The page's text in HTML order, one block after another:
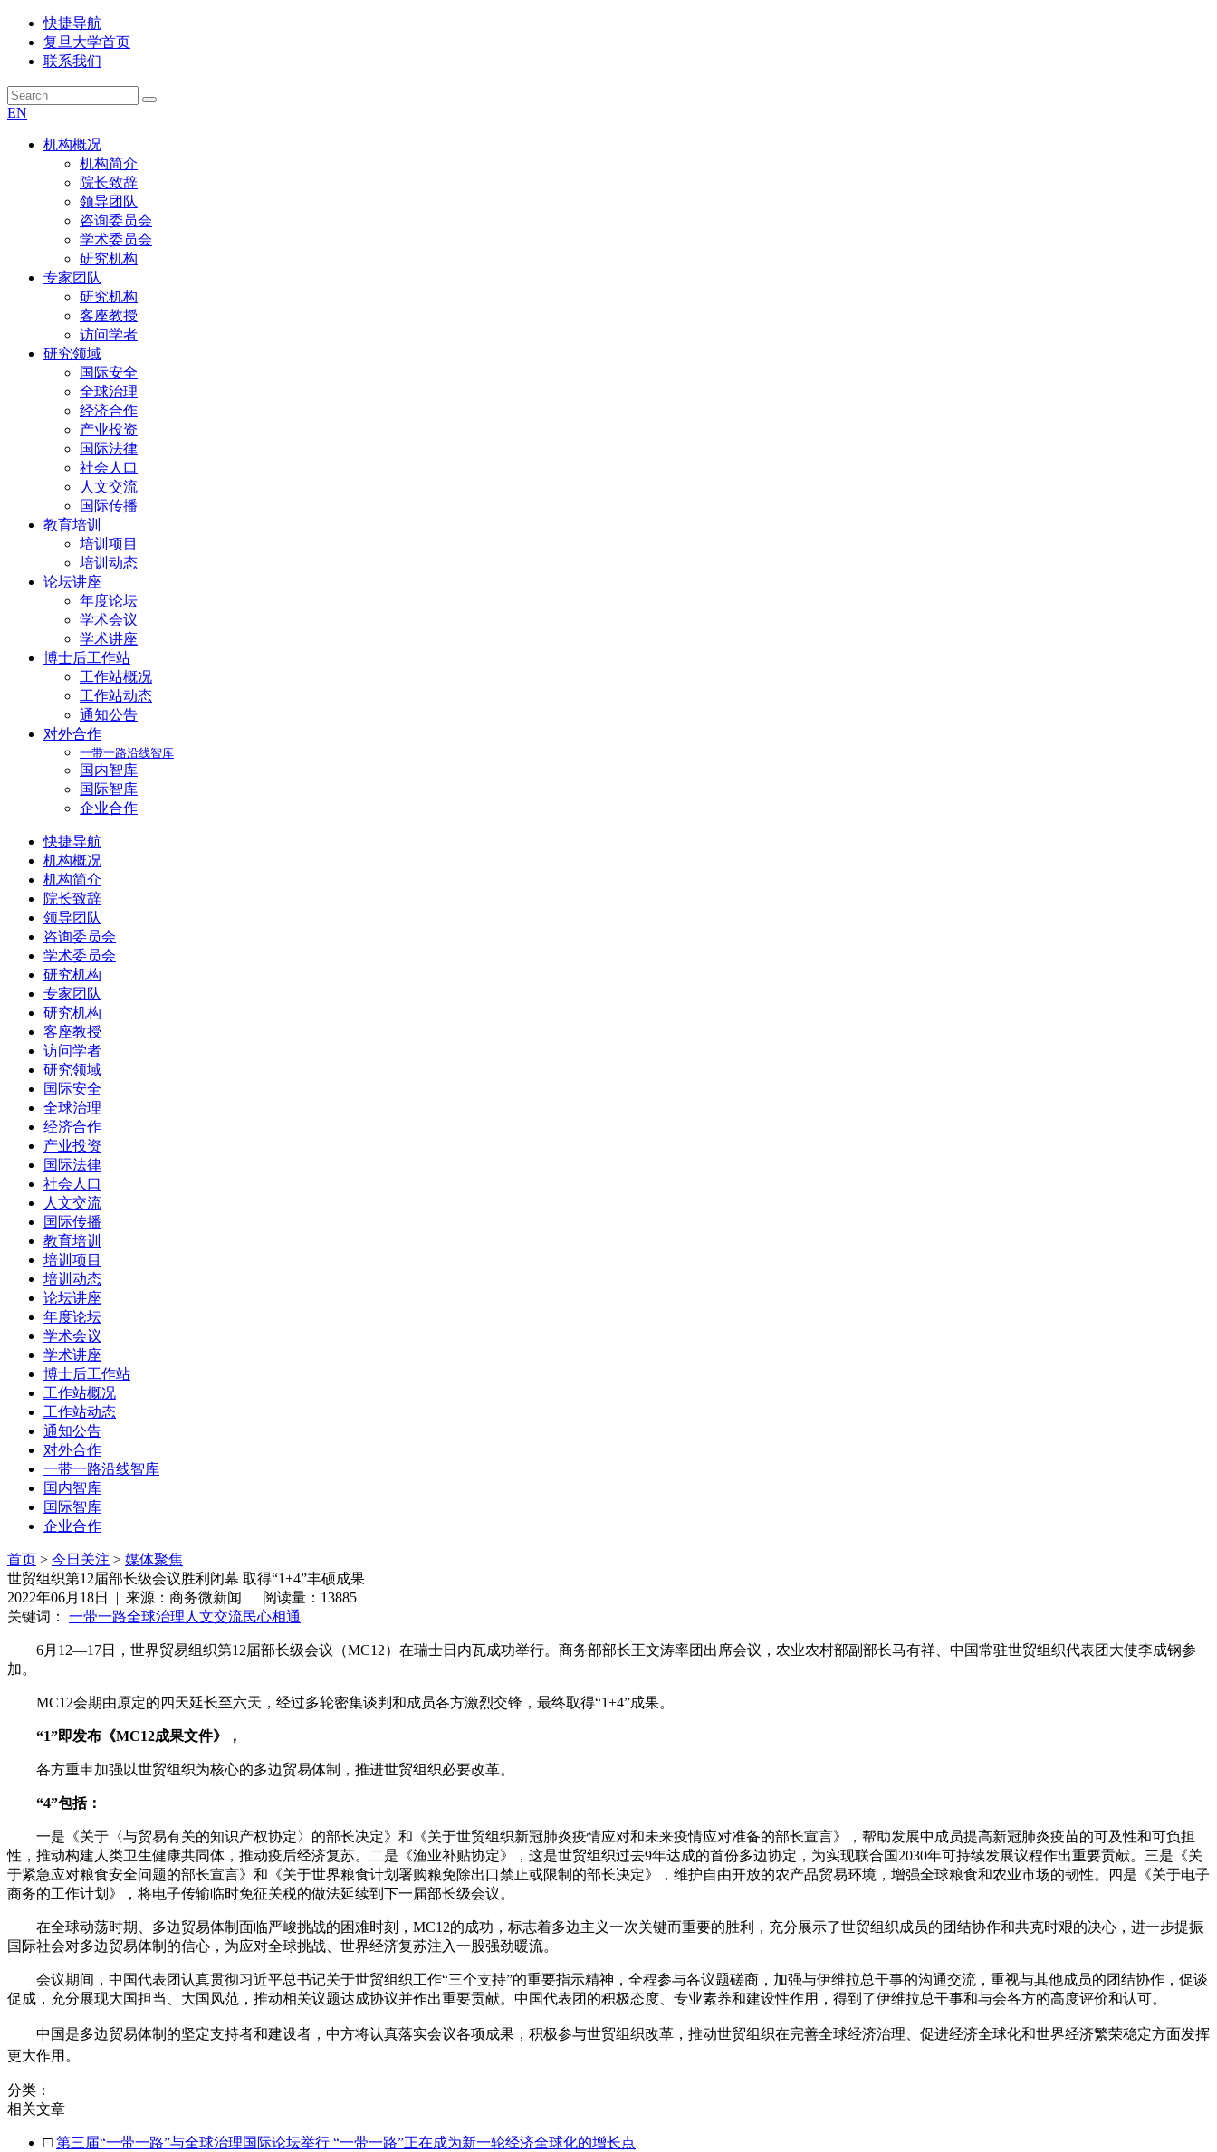
快捷导航
复旦大学首页
联系我们
EN
机构概况
机构简介
院长致辞
领导团队
咨询委员会
学术委员会
研究机构
专家团队
研究机构
客座教授
访问学者
研究领域
国际安全
全球治理
经济合作
产业投资
国际法律
社会人口
人文交流
国际传播
教育培训
培训项目
培训动态
论坛讲座
年度论坛
学术会议
学术讲座
博士后工作站
工作站概况
工作站动态
通知公告
对外合作
一带一路沿线智库
国内智库
国际智库
企业合作
快捷导航
机构概况
机构简介
院长致辞
领导团队
咨询委员会
学术委员会
研究机构
专家团队
研究机构
客座教授
访问学者
研究领域
国际安全
全球治理
经济合作
产业投资
国际法律
社会人口
人文交流
国际传播
教育培训
培训项目
培训动态
论坛讲座
年度论坛
学术会议
学术讲座
博士后工作站
工作站概况
工作站动态
通知公告
对外合作
一带一路沿线智库
国内智库
国际智库
企业合作
首页 > 今日关注 > 媒体聚焦
世贸组织第12届部长级会议胜利闭幕 取得“1+4”丰硕成果
2022年06月18日 | 来源：商务微新闻 | 阅读量：13885
关键词： 一带一路全球治理 人文交流民心相通
6月12—17日，世界贸易组织第12届部长级会议（MC12）在瑞士日内瓦成功举行。商务部部长王文涛率团出席会议，农业农村部副部长马有祥、中国常驻世贸组织代表团大使李成钢参
加。
MC12会期由原定的四天延长至六天，经过多轮密集谈判和成员各方激烈交锋，最终取得“1+4”成果。
“1”即发布《MC12成果文件》，
各方重申加强以世贸组织为核心的多边贸易体制，推进世贸组织必要改革。
“4”包括：
一是《关于〈与贸易有关的知识产权协定〉的部长决定》和《关于世贸组织新冠肺炎疫情应对和未来疫情应对准备的部长宣言》，帮助发展中成员提高新冠肺炎疫苗的可及性和可负担
性，推动构建人类卫生健康共同体，推动疫后经济复苏。二是《渔业补贴协定》，这是世贸组织过去9年达成的首份多边协定，为实现联合国2030年可持续发展议程作出重要贡献。三是《关
于紧急应对粮食安全问题的部长宣言》和《关于世界粮食计划署购粮免除出口禁止或限制的部长决定》，维护自由开放的农产品贸易环境，增强全球粮食和农业市场的韧性。四是《关于电子
商务的工作计划》，将电子传输临时免征关税的做法延续到下一届部长级会议。
在全球动荡时期、多边贸易体制面临严峻挑战的困难时刻，MC12的成功，标志着多边主义一次关键而重要的胜利，充分展示了世贸组织成员的团结协作和共克时艰的决心，进一步提振
国际社会对多边贸易体制的信心，为应对全球挑战、世界经济复苏注入一股强劲暖流。
会议期间，中国代表团认真贯彻习近平总书记关于世贸组织工作“三个支持”的重要指示精神，全程参与各议题磋商，加强与伊维拉总干事的沟通交流，重视与其他成员的团结协作，促谈
促成，充分展现大国担当、大国风范，推动相关议题达成协议并作出重要贡献。中国代表团的积极态度、专业素养和建设性作用，得到了伊维拉总干事和与会各方的高度评价和认可。
中国是多边贸易体制的坚定支持者和建设者，中方将认真落实会议各项成果，积极参与世贸组织改革，推动世贸组织在完善全球经济治理、促进经济全球化和世界经济繁荣稳定方面发挥
更大作用。
分类：
相关文章
□ 第三届“一带一路”与全球治理国际论坛举行 “一带一路”正在成为新一轮经济全球化的增长点